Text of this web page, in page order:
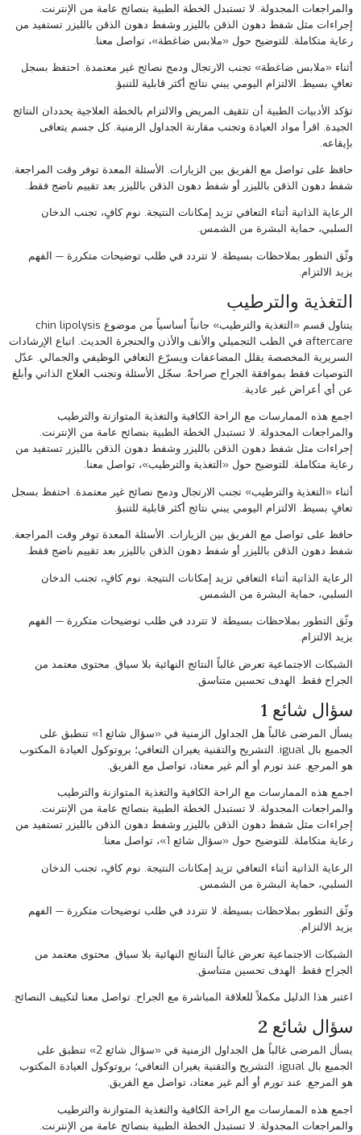
والمراجعات المجدولة. لا تستبدل الخطة الطبية بنصائح عامة من الإنترنت.
إجراءات مثل شفط دهون الذقن بالليزر وشفط دهون الذقن بالليزر تستفيد من
رعاية متكاملة. للتوضيح حول «ملابس ضاغطة»،تواصل معنا.
أثناء «ملابس ضاغطة» تجنب الارتجال ودمج نصائح غير معتمدة. احتفظ بسجل
تعافٍ بسيط. الالتزام اليومي يبني نتائج أكثر قابلية للتنبؤ.
تؤكد الأدبيات الطبية أن تثقيف المريض والالتزام بالخطة العلاجية يحددان النتائج
الجيدة. اقرأ مواد العيادة وتجنب مقارنة الجداول الزمنية. كل جسم يتعافى
بإيقاعه.
حافظ على تواصل مع الفريق بين الزيارات. الأسئلة المعدة توفر وقت المراجعة.
شفط دهون الذقن بالليزر أو شفط دهون الذقن بالليزر بعد تقييم ناضج فقط.
الرعاية الذاتية أثناء التعافي تزيد إمكانات النتيجة. نوم كافٍ، تجنب الدخان
السلبي، حماية البشرة من الشمس.
وثّق التطور بملاحظات بسيطة. لا تتردد في طلب توضيحات متكررة — الفهم
يزيد الالتزام.
التغذية والترطيب
يتناول قسم «التغذية والترطيب» جانباً أساسياً من موضوع chin lipolysis
aftercare في الطب التجميلي والأنف والأذن والحنجرة الحديث. اتباع الإرشادات
السريرية المخصصة يقلل المضاعفات ويسرّع التعافي الوظيفي والجمالي. عدّل
التوصيات فقط بموافقة الجراح صراحةً. سجّل الأسئلة وتجنب العلاج الذاتي وأبلغ
عن أي أعراض غير عادية.
اجمع هذه الممارسات مع الراحة الكافية والتغذية المتوازنة والترطيب
والمراجعات المجدولة. لا تستبدل الخطة الطبية بنصائح عامة من الإنترنت.
إجراءات مثل شفط دهون الذقن بالليزر وشفط دهون الذقن بالليزر تستفيد من
رعاية متكاملة. للتوضيح حول «التغذية والترطيب»،تواصل معنا.
أثناء «التغذية والترطيب» تجنب الارتجال ودمج نصائح غير معتمدة. احتفظ بسجل
تعافٍ بسيط. الالتزام اليومي يبني نتائج أكثر قابلية للتنبؤ.
حافظ على تواصل مع الفريق بين الزيارات. الأسئلة المعدة توفر وقت المراجعة.
شفط دهون الذقن بالليزر أو شفط دهون الذقن بالليزر بعد تقييم ناضج فقط.
الرعاية الذاتية أثناء التعافي تزيد إمكانات النتيجة. نوم كافٍ، تجنب الدخان
السلبي، حماية البشرة من الشمس.
وثّق التطور بملاحظات بسيطة. لا تتردد في طلب توضيحات متكررة — الفهم
يزيد الالتزام.
الشبكات الاجتماعية تعرض غالباً النتائج النهائية بلا سياق. محتوى معتمد من
الجراح فقط. الهدف تحسين متناسق.
سؤال شائع 1
يسأل المرضى غالباً هل الجداول الزمنية في «سؤال شائع 1» تنطبق على
الجميع بال igual. التشريح والتقنية يغيران التعافي؛ بروتوكول العيادة المكتوب
هو المرجع. عند تورم أو ألم غير معتاد، تواصل مع الفريق.
اجمع هذه الممارسات مع الراحة الكافية والتغذية المتوازنة والترطيب
والمراجعات المجدولة. لا تستبدل الخطة الطبية بنصائح عامة من الإنترنت.
إجراءات مثل شفط دهون الذقن بالليزر وشفط دهون الذقن بالليزر تستفيد من
رعاية متكاملة. للتوضيح حول «سؤال شائع 1»،
تواصل معنا.
الرعاية الذاتية أثناء التعافي تزيد إمكانات النتيجة. نوم كافٍ، تجنب الدخان
السلبي، حماية البشرة من الشمس.
وثّق التطور بملاحظات بسيطة. لا تتردد في طلب توضيحات متكررة — الفهم
يزيد الالتزام.
الشبكات الاجتماعية تعرض غالباً النتائج النهائية بلا سياق. محتوى معتمد من
الجراح فقط. الهدف تحسين متناسق.
اعتبر هذا الدليل مكملاً للعلاقة المباشرة مع الجراح.تواصل معنا لتكييف النصائح.
سؤال شائع 2
يسأل المرضى غالباً هل الجداول الزمنية في «سؤال شائع 2» تنطبق على
الجميع بال igual. التشريح والتقنية يغيران التعافي؛ بروتوكول العيادة المكتوب
هو المرجع. عند تورم أو ألم غير معتاد، تواصل مع الفريق.
اجمع هذه الممارسات مع الراحة الكافية والتغذية المتوازنة والترطيب
والمراجعات المجدولة. لا تستبدل الخطة الطبية بنصائح عامة من الإنترنت.